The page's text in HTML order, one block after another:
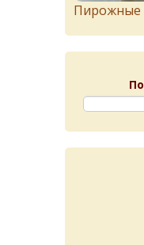
Пирожныe